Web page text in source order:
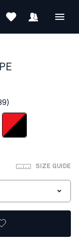
grey Must
SIZE GUIDE